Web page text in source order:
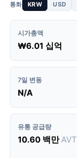
통화 KRW USD
시가총액
₩6.01 십억
7일 변동
N/A
유통 공급량
10.60 백만AVT